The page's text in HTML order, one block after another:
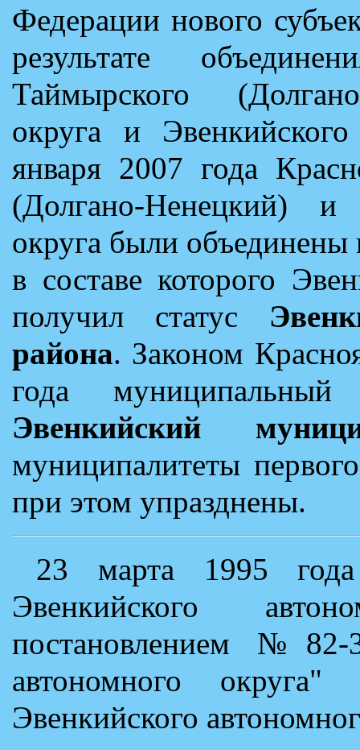
Федерации нового
результате
Таймырского
округа и
января 2007 года
(Долгано-Ненецкий) и
округа были
в составе которого
получил статус
района. Законом
года
Эвенкийский
муниципалитеты
при этом упразднены.
23 марта 1995 года
Эвенкийского
постановлением
автономного округа"
Эвенкийского